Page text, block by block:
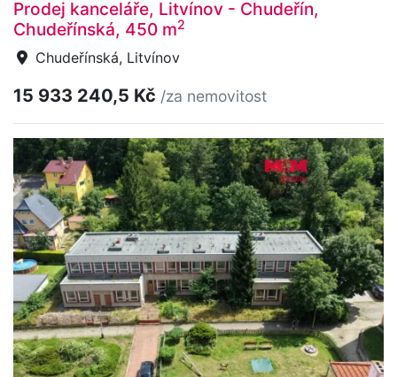
Prodej kanceláře, Litvínov - Chudeřín,
Chudeřínská, 450 m2
Chudeřínská, Litvínov
15 933 240,5 Kč /za nemovitost